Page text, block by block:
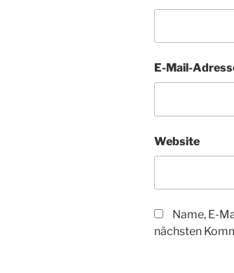
E-Mail-
Website
Name, E-
nächsten